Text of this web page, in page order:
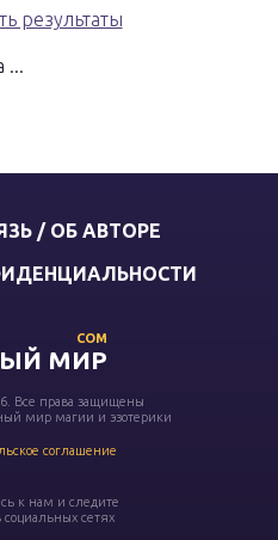
результаты
...
/ ОБ АВТОРЕ
МИР
COM
Все права защищены
мир магии и эзотерики
соглашение
к нам и следите
социальных сетях